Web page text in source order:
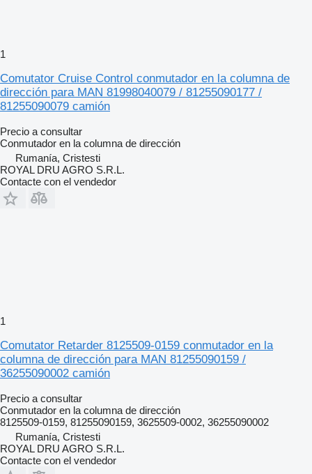
1
Comutator Cruise Control conmutador en la columna de
dirección para MAN 81998040079 / 81255090177 /
81255090079 camión
Precio a consultar
Conmutador en la columna de dirección
Rumanía, Cristesti
ROYAL DRU AGRO S.R.L.
Contacte con el vendedor
1
Comutator Retarder 8125509-0159 conmutador en la
columna de dirección para MAN 81255090159 /
36255090002 camión
Precio a consultar
Conmutador en la columna de dirección
8125509-0159, 81255090159, 3625509-0002, 36255090002
Rumanía, Cristesti
ROYAL DRU AGRO S.R.L.
Contacte con el vendedor